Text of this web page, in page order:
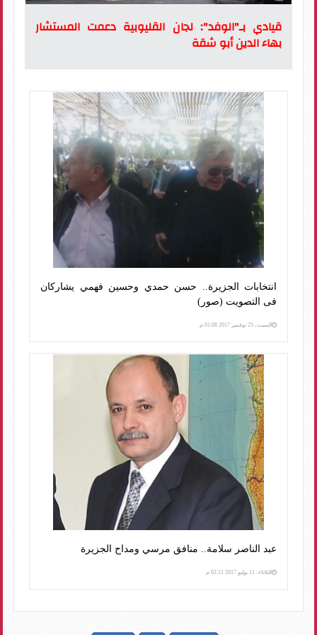
قيادي بـ"الوفد": لجان القليوبية دعمت المستشار
بهاء الدين أبو شقة
انتخابات الجزيرة.. حسن حمدي وحسين فهمي يشاركان
فى التصويت (صور)
السبت، 25 نوفمبر 2017 01:08 م
عبد الناصر سلامة.. منافق مرسي ومداح الجزيرة
الثلاثاء، 11 يوليو 2017 02:21 م